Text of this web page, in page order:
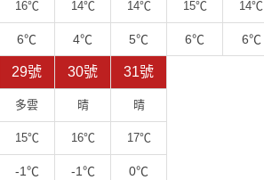
16℃ 14℃ 14℃ 15℃ 14℃
6℃ 4℃ 5℃ 6℃ 6℃
29號 30號 31號
多雲 晴 晴
15℃ 16℃ 17℃
-1℃ -1℃ 0℃